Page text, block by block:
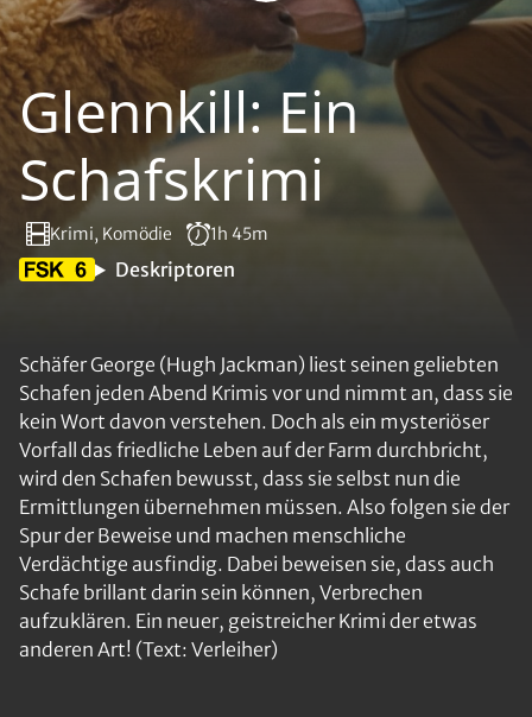
Glennkill: Ein
Schafskrimi
Krimi, Komödie 1h 45m
Deskriptoren
Schäfer George (Hugh Jackman) liest seinen geliebten
Schafen jeden Abend Krimis vor und nimmt an, dass sie
kein Wort davon verstehen. Doch als ein mysteriöser
Vorfall das friedliche Leben auf der Farm durchbricht,
wird den Schafen bewusst, dass sie selbst nun die
Ermittlungen übernehmen müssen. Also folgen sie der
Spur der Beweise und machen menschliche
Verdächtige ausfindig. Dabei beweisen sie, dass auch
Schafe brillant darin sein können, Verbrechen
aufzuklären. Ein neuer, geistreicher Krimi der etwas
anderen Art! (Text: Verleiher)